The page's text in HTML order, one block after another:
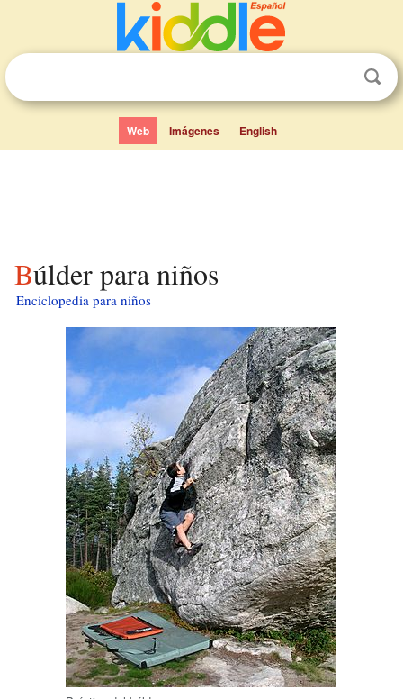
Web Imágenes English
Búlder para niños
Enciclopedia para niños